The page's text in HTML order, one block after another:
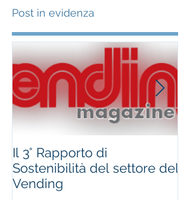
Post in evidenza
Il 3° Rapporto di
Sostenibilità del settore del
Vending